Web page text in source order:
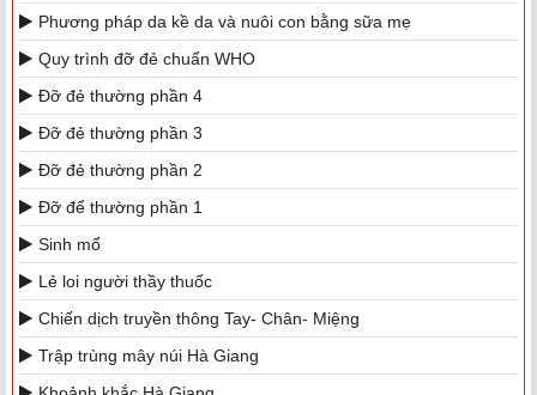
Phương pháp da kề da và nuôi con bằng sữa mẹ
Quy trình đỡ đẻ chuẩn WHO
Đỡ đẻ thường phần 4
Đỡ đẻ thường phần 3
Đỡ đẻ thường phần 2
Đỡ để thường phần 1
Sinh mổ
Lẻ loi người thầy thuốc
Chiến dịch truyền thông Tay- Chân- Miệng
Trập trùng mây núi Hà Giang